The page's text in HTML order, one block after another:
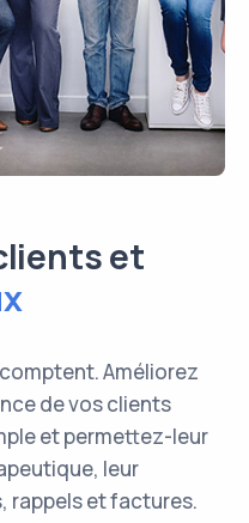
et
Améliorez
de vos clients
et permettez-leur
leur
rappels et factures.